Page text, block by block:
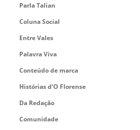
Parla Talian
Coluna Social
Entre Vales
Palavra Viva
Conteúdo de marca
Histórias d’O Florense
Da Redação
Comunidade